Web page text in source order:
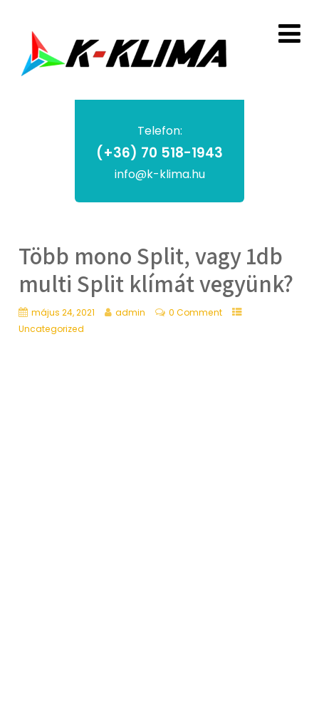
Telefon:
(+36) 70 518-1943
info@k-klima.hu
Több mono Split, vagy 1db
multi Split klímát vegyünk?
május 24, 2021 admin
0 Comment
Uncategorized